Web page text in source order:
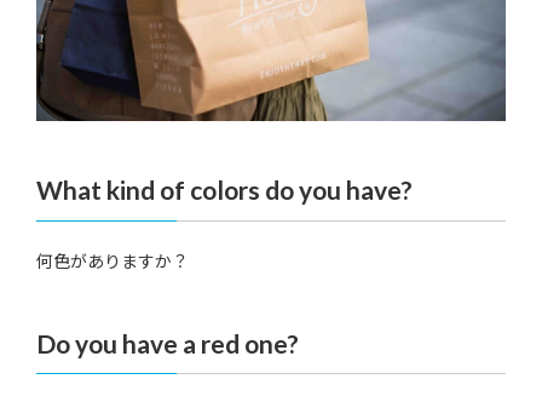
What kind of colors do you have?
何色がありますか？
Do you have a red one?